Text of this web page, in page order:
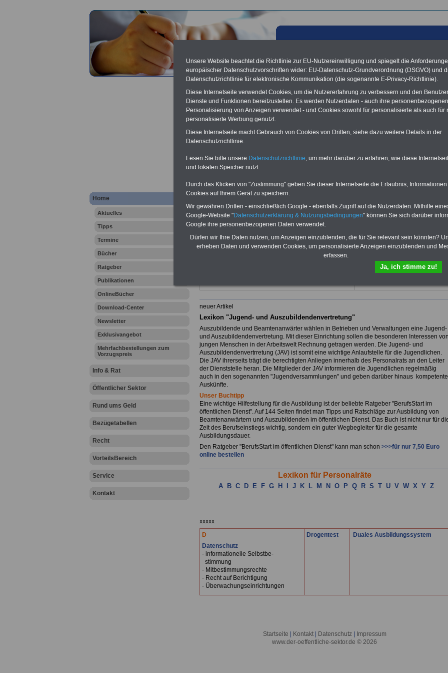
Home
Aktuelles
Tipps
Termine
Bücher
Ratgeber
Publikationen
OnlineBücher
Download-Center
Newsletter
Exklusivangebot
Mehrfachbestellungen zum
Vorzugspreis
Info & Rat
Öffentlicher Sektor
Rund ums Geld
Bezügetabellen
Recht
VorteilsBereich
Service
Kontakt
Lexikon Auszubildende - Buchstabe D
ÖD neu aufgelegt
Das beliebte eBook wurde im
Mit allen Entgelttabellen für
sowie den Auszubildenden-
und Kommunen.
Zum Komplettpreis von 10,00
und MwSt.) kann das >>>eBook
hier bestellt werden
neuer Artikel
Lexikon "Jugend- und Auszubildendenvertretung"
Auszubildende und Beamtenanwärter wählen in Betrieben und Verwaltungen eine Jugend-
und Auszubildendenvertretung. Mit dieser Einrichtung sollen die besonderen Interessen von
jungen Menschen in der Arbeitswelt Rechnung getragen werden. Die Jugend- und
Auszubildendenvertrretung (JAV) ist somit eine wichtige Anlaufstelle für die Jugendlichen.
Die JAV ihrerseits trägt die berechtigten Anliegen innerhalb des Personalrats an den Leiter
der Dienststelle heran. Die Mitglieder der JAV informieren die Jugendlichen regelmäßig
auch in den sogenannten "Jugendversammlungen" und geben darüber hinaus kompetente
Auskünfte.
Unser Buchtipp
Eine wichtige Hilfestellung für die Ausbildung ist der beliebte Ratgeber "BerufsStart im
öffentlichen Dienst". Auf 144 Seiten findet man Tipps und Ratschläge zur Ausbildung von
Beamtenanwärtern und Auszubildenden im öffentlichen Dienst. Das Buch ist nicht nur für
Zeit des Berufseinstiegs wichtig, sondern ein guter Wegbegleiter für die gesamte
Ausbildungsdauer.
Den Ratgeber "BerufsStart im öffentlichen Dienst" kann man schon >>>für nur 7,50 Euro
online bestellen
Lexikon für Personalräte
A B C D E F G H J K L M N O P Q R S T U V W X Y Z
xxxxx
D
Datenschutz
- informationeile Selbstbe-
stimmung
- Mitbestimmungsrechte
- Recht auf Berichtigung
- Überwachungseinrichtungen
Drogentest Duales Ausbildungssystem
Startseite Kontakt Datenschutz
Impressum
www.der-oeffentliche-sektor.de © 2026
Unsere Website beachtet die Richtlinie zur EU-Nutzereinwilligung und spiegelt die
europäischer Datenschutzvorschriften wider: EU-Datenschutz-Grundverordnung (DSGVO) und
Datenschutzrichtlinie für elektronische Kommunikation (die sogenannte E-Privacy-Richtlinie).
Diese Internetseite verwendet Cookies, um die Nutzererfahrung zu verbessern und den
Dienste und Funktionen bereitzustellen. Es werden Nutzerdaten - auch ihre
Personalisierung von Anzeigen verwendet - und Cookies sowohl für personalisierte als auch für
personalisierte Werbung genutzt.
Diese Internetseite macht Gebrauch von Cookies von Dritten, siehe dazu weitere Details in der
Datenschutzrichtlinie.
Lesen Sie bitte unsere Datenschutzrichtlinie, um mehr darüber zu erfahren, wie diese
und lokalen Speicher nutzt.
Durch das Klicken von "Zustimmung" geben Sie dieser Internetseite die Erlaubnis,
Cookies auf Ihrem Gerät zu speichern.
Wir gewähren Dritten - einschließlich Google - ebenfalls Zugriff auf die Nutzerdaten. Mithilfe
Google-Website "Datenschutzerklärung & Nutzungsbedingungen" können Sie sich darüber
Google ihre personenbezogenen Daten verwendet.
Dürfen wir Ihre Daten nutzen, um Anzeigen einzublenden, die für Sie relevant sein könnten?
erheben Daten und verwenden Cookies, um personalisierte Anzeigen einzublenden und
erfassen.
Ja, ich stimme zu!